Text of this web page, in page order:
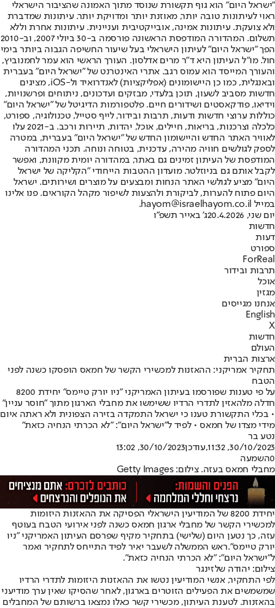
"ישראל היום" הוא גוף תקשורת שנוסד מתוך האמונה שהציבור הישראלי
ראוי לעיתונות טובה יותר, מאוזנת יותר ומדויקת יותר. עיתונות שמדברת
ולא צועקת. עיתונות אמינה, אובייקטיבית ועניינית. עיתונות אחרת וללא
תשלום. המהדורה המודפסת הראשונה פורסמה ב-30 ביולי 2007, וב-2010
הפך "ישראל היום" לעיתון הישראלי בעל שיעור החשיפה הגבוה ביותר בימי
חול. מו"ל העיתון היא ד"ר מרים אדלסון. העורך הראשי הוא עמר לחמנוביץ,
והעורך המייסד הוא עמוס רגב. אתרי האינטרנט של "ישראל היום" בעברית
ובאנגלית, כמו כן היישומונים (אפליקציות) לאנדרואיד ול-iOS, מציגים
חדשות מסביב לשעון, תוכן בלעדי, מבזקים ועדכונים, ניתוחים ופרשנויות,
וידיאו, פודקאסטים ושידורים חיים. פלטפורמות הדיגיטל של "ישראל היום"
כוללות ערוצי חדשות ודעות, תרבות ובידור, לייף סטייל, טכנולוגיה, ספורט,
כלכלה וצרכנות, בריאות, חיילים, אוכל, יהדות, תיירות ורכב. ב-2021 עלו
לאוויר האתר החדש והיישומון החדש של "ישראל היום" בעברית, במטרה
לספק לגולשים חוויה מהירה, עדכנית, בטוחה ונוחה. תכני המהדורה
המודפסת של העיתון זמינים גם באתר, במהדורה יומית מקוונת, ואפשר
לקבל אותם גם בניוזלטר. מועדון ההטבות הייחודי "הקליקה של ישראל
היום" מציע לגולשי האתר הנחות ומבצעים על מוצרים ושירותים. ישראל
היום פתוח להערות, לביקורת ולהצעות לשיפור מקהל הקוראים. פנו אלינו
במייל hayom@israelhayom.co.il.
יום שני, 20.4.2026
ג' באייר תשפ"ו
חדשות
דעות
ספורט
ForReal
תרבות ובידור
אוכל
מגזין
אנחנו מגייסים
English
X
חדשות
העולם
ארצות הברית
תחקיר אמריקני: ההאזנות למכשירי הקשר של חמאס הופסקו כשנה לפני
הטבח
על פי טענות שפורסמו בעיתון האמריקני "ניו יורק טיימס" יחידת 8200
חדלה מלהאזין לתדרי הרדיו ששימשו את מחבלי הארגון מתוך "חוסר עניין"
• בכלי התקשורת טענו כי ישראל התמקדה בזירה הצפונית ולא ראתה איום
מידי מצדו של חמאס • לפיד ל"ישראל היום": "לא הכרתי הנחיה כזאת"
נטע בר
30/10/2023, 11:32
,עודכן30/10/2023, 13:02
0השמעה
מחבלי חמאס בעזה. צילום: Getty Images
יחידת 8200 של המודיעין הישראלי הפסיקה את ההאזנות היזומות
למכשירי הקשר של מחבלי ארגון חמאס כשנה לפני אירועי הטבח בעוטף
עזה, כך נטען היום (שלישי) בתחקיר מקיף שפרסם העיתון האמריקני "ניו
יורק טיימס".ראש הממשלה לשעבר יאיר לפיד התייחס לתחקיר ואמר
ל"ישראל היום": "לא הכרתי הנחיה כזאת".
צילום: יהודה שלזינגר
לפי התחקיר, אנשי המודיעין נטשו את ההאזנות היזומות לתדרי הרדיו
שמשמשים את הפעילים הזוטרים בארגון, לאחר שהסיקו שאין ערך מודיעני
בהאזנות. לטענת העיתון, מכשירי קשר כאלו נמצאו ברשותם של המחבלים